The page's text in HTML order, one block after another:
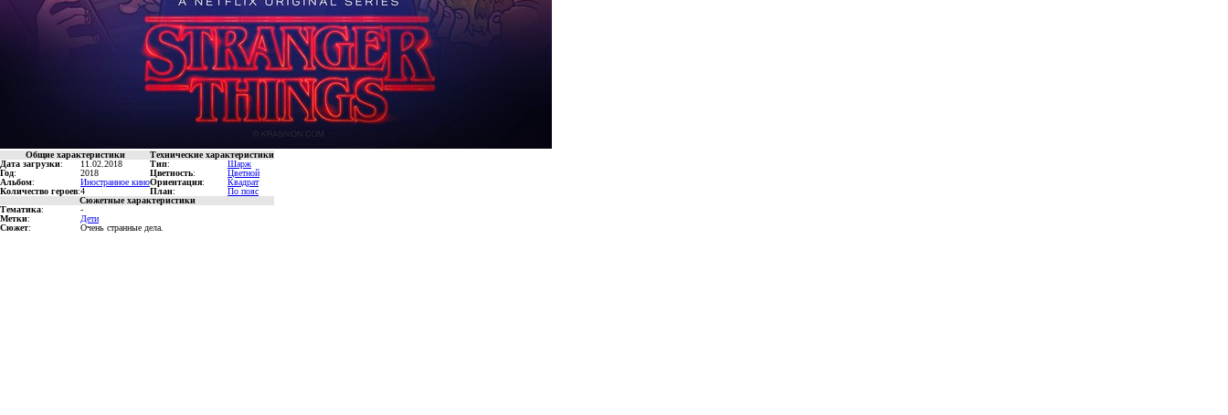
Общие характеристики
Технические характеристики
Дата загрузки: 11.02.2018 Тип:
Шарж
Год: 2018 Цветность:
Цветной
Альбом: Иностранное киноОриентация:
Квадрат
Количество героев:4 План:
По пояс
Сюжетные характеристики
Тематика:
-
Метки:
Дети
Сюжет: Очень странные дела.